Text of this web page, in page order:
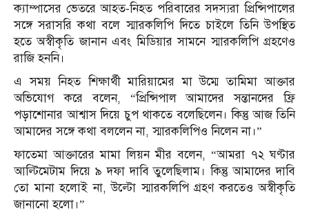
ক্যাম্পাসের ভেতরে আহত-নিহত পরিবারের সদস্যরা প্রিন্সিপালের
সঙ্গে সরাসরি কথা বলে স্মারকলিপি দিতে চাইলে তিনি উপস্থিত
হতে অস্বীকৃতি জানান এবং মিডিয়ার সামনে স্মারকলিপি গ্রহণেও
রাজি হননি।
এ সময় নিহত শিক্ষার্থী মারিয়ামের মা উম্মে তামিমা আক্তার
অভিযোগ করে বলেন, “প্রিন্সিপাল আমাদের সন্তানদের ফ্রি
পড়াশোনার আশ্বাস দিয়ে চুপ থাকতে বলেছিলেন। কিন্তু আজ তিনি
আমাদের সঙ্গে কথা বললেন না, স্মারকলিপিও নিলেন না।”
ফাতেমা আক্তারের মামা লিয়ন মীর বলেন, “আমরা ৭২ ঘণ্টার
আল্টিমেটাম দিয়ে ৯ দফা দাবি তুলেছিলাম। কিন্তু আমাদের দাবি
তো মানা হলোই না, উল্টো স্মারকলিপি গ্রহণ করতেও অস্বীকৃতি
জানানো হলো।”